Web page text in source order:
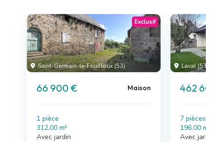
Saint-Germain-le-Fouilloux (53)
Exclusif
66 900 € Maison
1 pièce
312.00 m²
Avec jardin
Laval (53)
462
7 pièces , 4
196.00 m²
Avec